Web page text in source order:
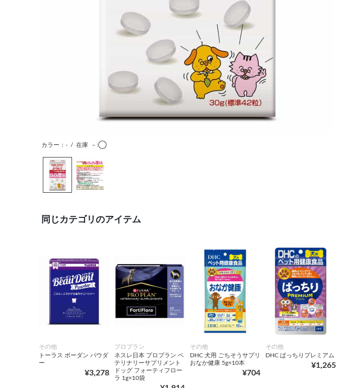
カラー：- / 在庫 －:◯
同じカテゴリのアイテム
その他
トーラス ボーダン パウダ
ー
¥3,278
プロプラン
ネスレ日本 プロプラン ベ
テリナリーサプリメント
ドッグ フォーティフロー
ラ 1g×10袋
その他
DHC 犬用 ごちそうサプリ
おなか健康 5g×10本
¥704
その他
DHC ぱっちりプレミアム
¥1,265